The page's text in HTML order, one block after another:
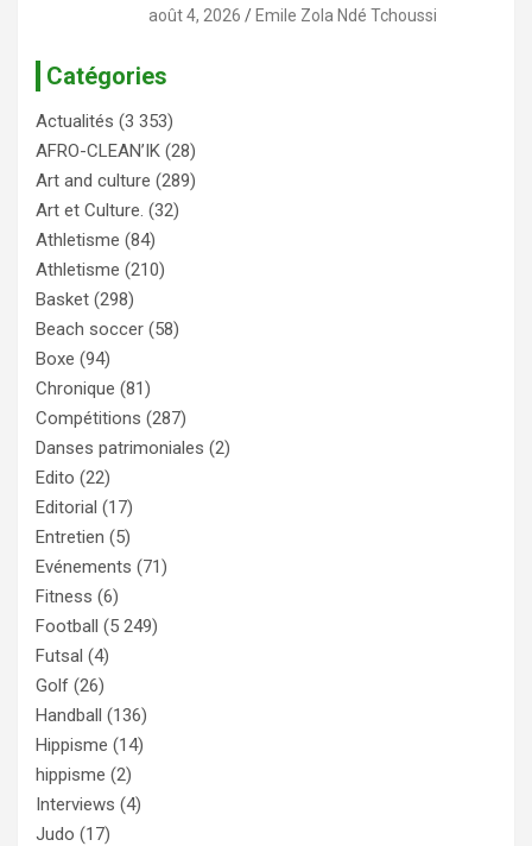
août 4, 2026 Emile Zola Ndé Tchoussi
Catégories
Actualités (3 353)
AFRO-CLEAN’IK (28)
Art and culture (289)
Art et Culture. (32)
Athletisme (84)
Athletisme (210)
Basket (298)
Beach soccer (58)
Boxe (94)
Chronique (81)
Compétitions (287)
Danses patrimoniales (2)
Edito (22)
Editorial (17)
Entretien (5)
Evénements (71)
Fitness (6)
Football (5 249)
Futsal (4)
Golf (26)
Handball (136)
Hippisme (14)
hippisme (2)
Interviews (4)
Judo (17)